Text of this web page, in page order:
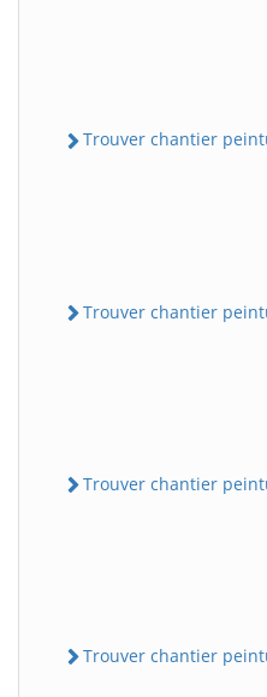
Trouver chantier
Trouver chantier
Trouver chantier
Trouver chantier